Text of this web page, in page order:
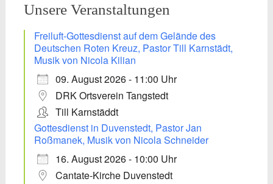
Unsere Veranstaltungen
Freiluft-Gottesdienst auf dem Gelände des
Deutschen Roten Kreuz, Pastor Till Karnstädt,
Musik von Nicola Kilian
09. August 2026 - 11:00 Uhr
DRK Ortsverein Tangstedt
Till Karnstäddt
Gottesdienst in Duvenstedt, Pastor Jan
Roßmanek, Musik von Nicola Schneider
16. August 2026 - 10:00 Uhr
Cantate-Kirche Duvenstedt